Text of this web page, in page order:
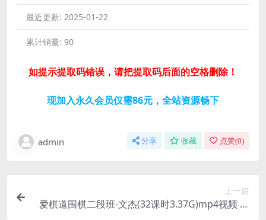
最近更新: 2025-01-22
累计销量: 90
如提示提取码错误，请把提取码后面的空格删除！
现加入永久会员仅需86元，全站资源畅下
admin 分享 收藏 点赞(0)
上一篇
爱棋道围棋二段班-文杰(32课时3.37G)mp4视频 百